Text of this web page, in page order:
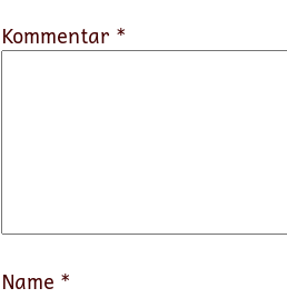
Kommentar *
Name *